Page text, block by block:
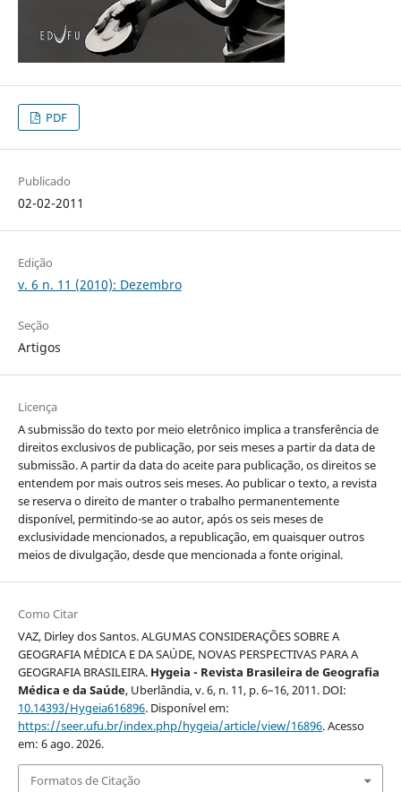
PDF
Publicado
02-02-2011
Edição
v. 6 n. 11 (2010): Dezembro
Seção
Artigos
Licença
A submissão do texto por meio eletrônico implica a transferência de
direitos exclusivos de publicação, por seis meses a partir da data de
submissão. A partir da data do aceite para publicação, os direitos se
entendem por mais outros seis meses. Ao publicar o texto, a revista
se reserva o direito de manter o trabalho permanentemente
disponível, permitindo-se ao autor, após os seis meses de
exclusividade mencionados, a republicação, em quaisquer outros
meios de divulgação, desde que mencionada a fonte original.
Como Citar
VAZ, Dirley dos Santos. ALGUMAS CONSIDERAÇÕES SOBRE A
GEOGRAFIA MÉDICA E DA SAÚDE, NOVAS PERSPECTIVAS PARA A
GEOGRAFIA BRASILEIRA. Hygeia - Revista Brasileira de Geografia
Médica e da Saúde, Uberlândia, v. 6, n. 11, p. 6–16, 2011. DOI:
10.14393/Hygeia616896. Disponível em:
https://seer.ufu.br/index.php/hygeia/article/view/16896. Acesso
em: 6 ago. 2026.
Formatos de Citação